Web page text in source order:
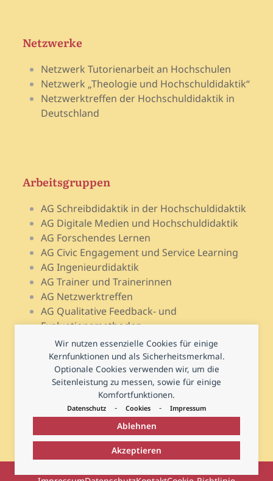
Wir nutzen essenzielle Cookies für einige
Kernfunktionen und als Sicherheitsmerkmal.
Optionale Cookies verwenden wir, um die
Seitenleistung zu messen, sowie für einige
Komfortfunktionen.
Datenschutz - Cookies - Impressum
Akzeptieren
Ablehnen
Netzwerke
Netzwerk Tutorienarbeit an Hochschulen
Netzwerk „Theologie und Hochschuldidaktik“
Netzwerktreffen der Hochschuldidaktik in
Deutschland
Arbeitsgruppen
AG Schreibdidaktik in der Hochschuldidaktik
AG Digitale Medien und Hochschuldidaktik
AG Forschendes Lernen
AG Civic Engagement und Service Learning
AG Ingenieurdidaktik
AG Trainer und Trainerinnen
AG Netzwerktreffen
AG Qualitative Feedback- und
Evaluationsmethoden
AG Open Teach Ware – Lehrportale
AG Psychologie und Lehr-Lern-Forschung
AG Prüfen und Prüfungsdidaktik
AG Hochschuldidaktische Regional- und
Landesnetzwerke